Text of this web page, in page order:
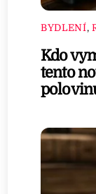
BYDLENÍ,
Kdo
tento